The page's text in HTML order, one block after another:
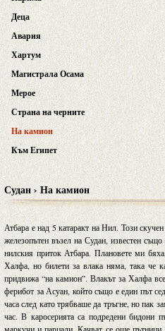
Деца
Авария
Хартум
Магистрала Осама
Мерое
Страна на черните
На камион
Към Египет
Судан › На камион
Атбара е над 5 катаракт на Нил. Този
железопътен възел на Судан, известен
нилския приток Атбара. Плановете ми
Халфа, но билети за влака няма, така че
придвижа “на камион”. Влакът за Халфа
ферибот за Асуан, който също е един път
часа след като трябваше да тръгне, но пак
час. В каросерията са подредени
маркучи и парцали. Качват се още